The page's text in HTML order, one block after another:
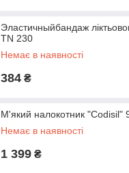
Эластичныйбандаж
TN 230
Немає в наявності
384 ₴
М'який налокотник "Codisil"
Немає в наявності
1 399 ₴